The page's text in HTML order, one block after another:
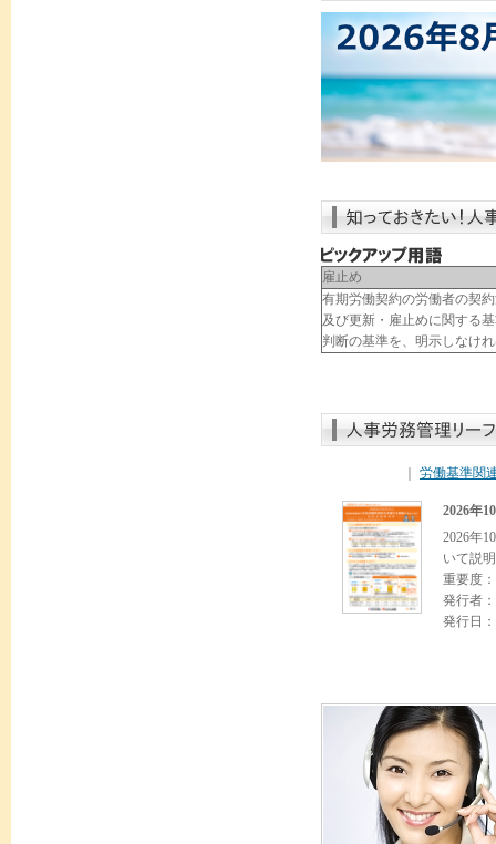
雇止め
有期労働契約の労働者の契
及び更新・雇止めに関する
判断の基準を、明示しなけ
労働基準関
2026年
2026年
いて説
重要
発行者
発行日